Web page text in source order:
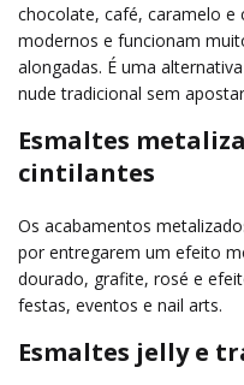
chocolate, café, caramelo e
modernos e funcionam
alongadas. É uma
nude tradicional sem
Esmaltes
cintilantes
Os acabamentos
por entregarem um efeito
dourado, grafite, rosé e
festas, eventos e nail arts.
Esmaltes jelly e